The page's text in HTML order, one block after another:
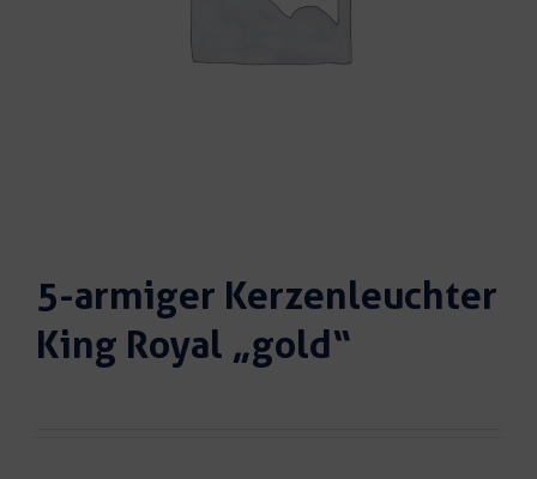
5-armiger Kerzenleuchter
King Royal „gold“